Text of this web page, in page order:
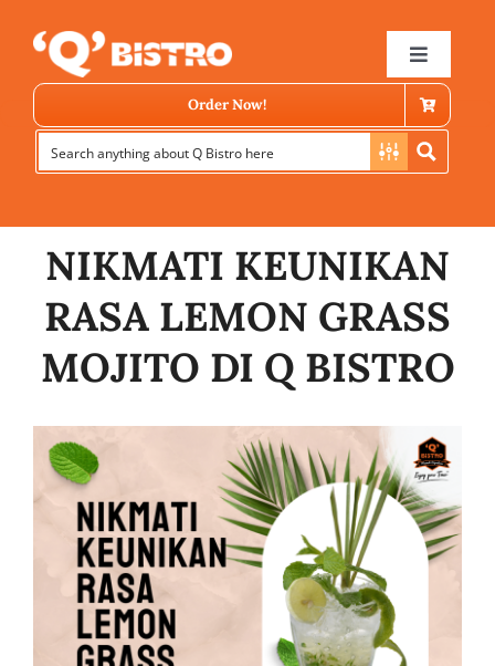
content
Toggle
Store Locator
News
Business
Order Now!
NIKMATI KEUNIKAN
RASA LEMON GRASS
MOJITO DI Q BISTRO